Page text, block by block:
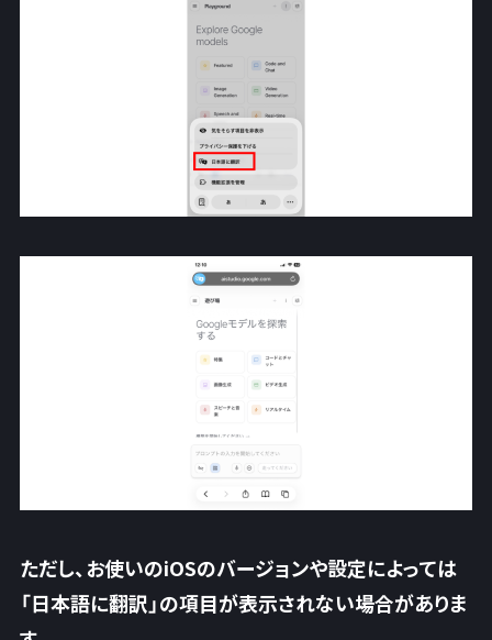
ただし、お使いのiOSのバージョンや設定によっては
「日本語に翻訳」の項目が表示されない場合がありま